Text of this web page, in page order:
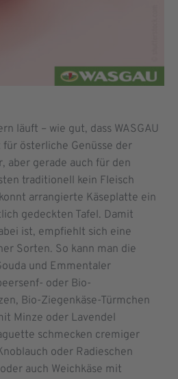
läuft – wie gut, dass WASGAU
österliche Genüsse der
aber gerade auch für den
traditionell kein Fleisch
arrangierte Käseplatte ein
gedeckten Tafel. Damit
ist, empfiehlt sich eine
Sorten. So kann man die
und Emmentaler
oder Bio-
Bio-Ziegenkäse-Türmchen
Minze oder Lavendel
schmecken cremiger
oder Radieschen
auch Weichkäse mit